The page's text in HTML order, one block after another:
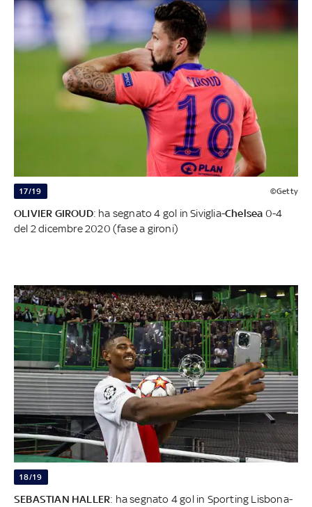
17/19 ©Getty
OLIVIER GIROUD: ha segnato 4 gol in Siviglia-Chelsea 0-4
del 2 dicembre 2020 (fase a gironi)
18/19
SEBASTIAN HALLER: ha segnato 4 gol in Sporting Lisbona-